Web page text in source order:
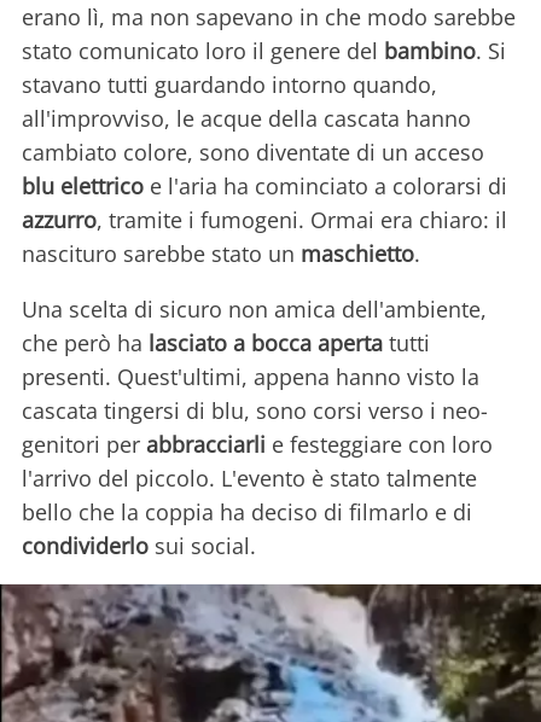
erano lì, ma non sapevano in che modo sarebbe
stato comunicato loro il genere del bambino. Si
stavano tutti guardando intorno quando,
all'improvviso, le acque della cascata hanno
cambiato colore, sono diventate di un acceso
blu elettrico e l'aria ha cominciato a colorarsi di
azzurro, tramite i fumogeni. Ormai era chiaro: il
nascituro sarebbe stato un maschietto.
Una scelta di sicuro non amica dell'ambiente,
che però ha lasciato a bocca aperta tutti
presenti. Quest'ultimi, appena hanno visto la
cascata tingersi di blu, sono corsi verso i neo-
genitori per abbracciarli e festeggiare con loro
l'arrivo del piccolo. L'evento è stato talmente
bello che la coppia ha deciso di filmarlo e di
condividerlo sui social.